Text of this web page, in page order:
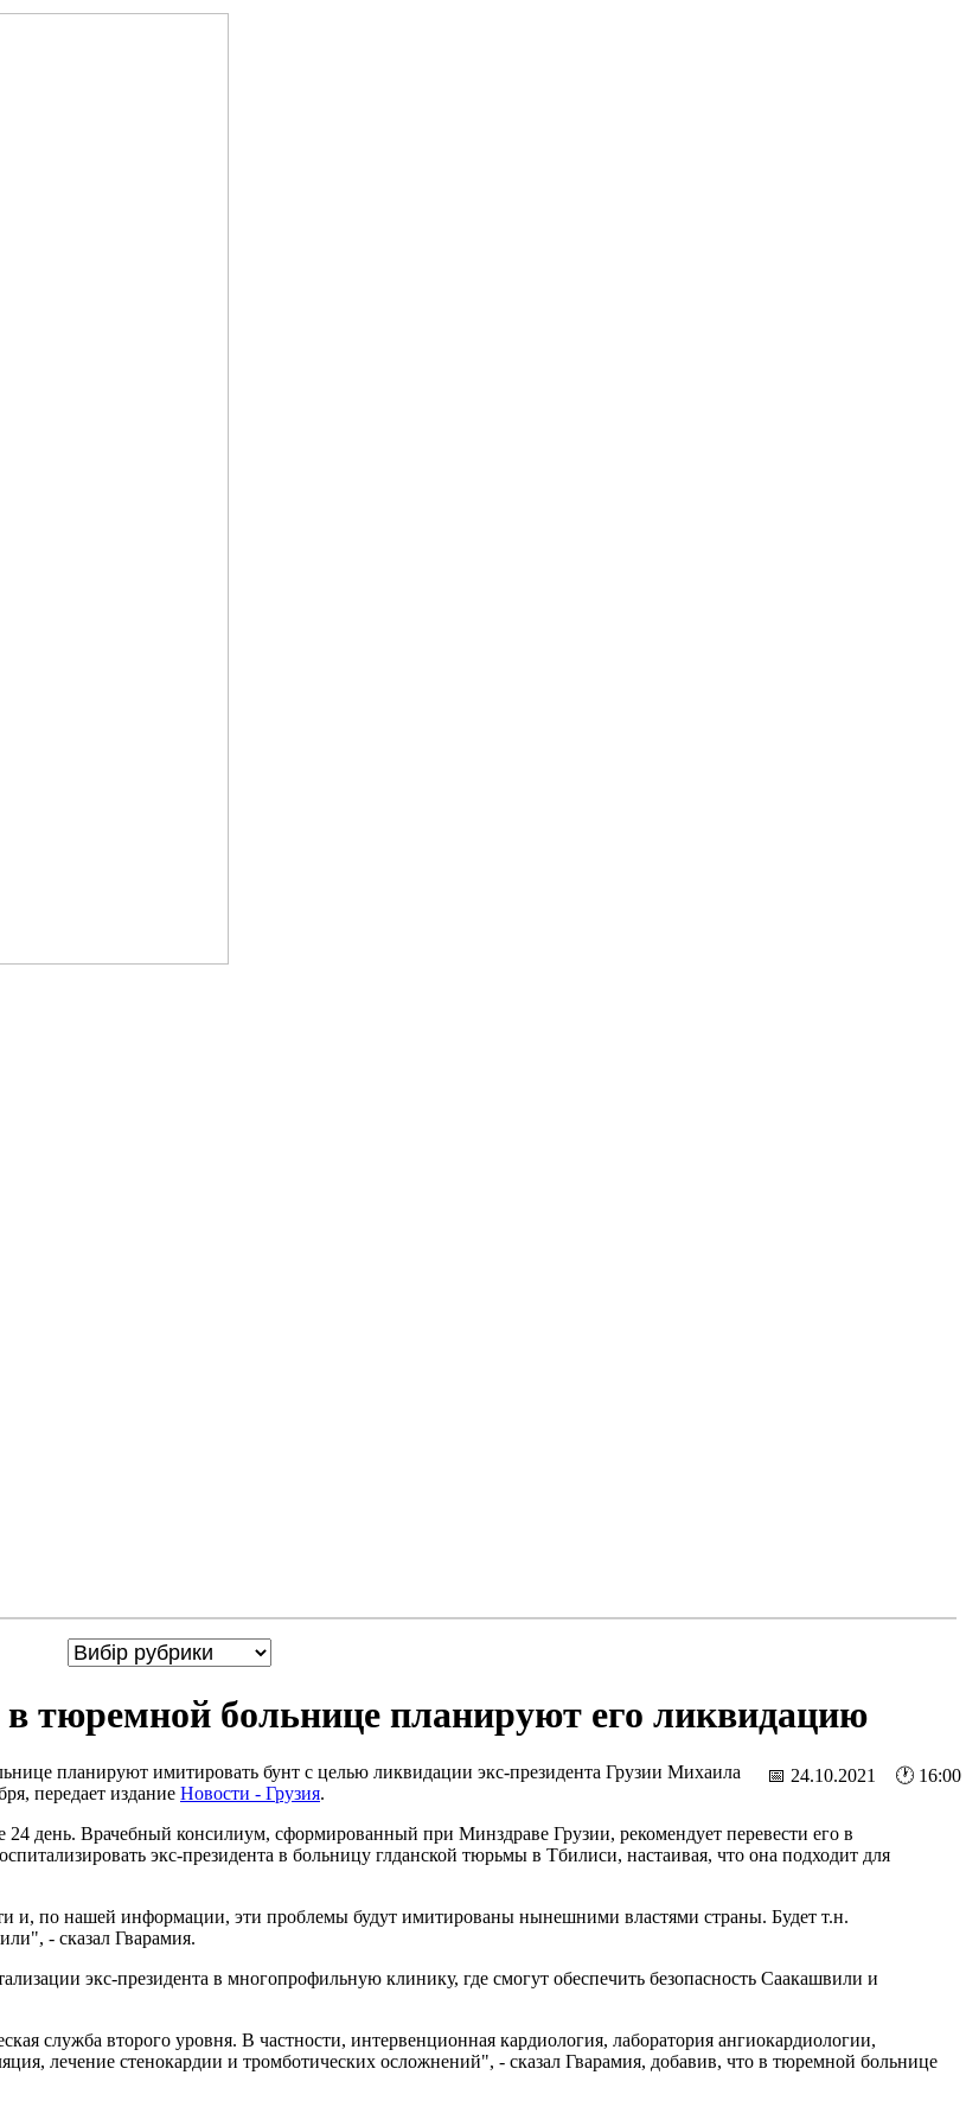
тюремной больнице планируют его ликвидацию
📅 24.10.2021 🕐 16:00
планируют имитировать бунт с целью ликвидации экс-президента Грузии Михаила
передает издание Новости - Грузия.
день. Врачебный консилиум, сформированный при Минздраве Грузии, рекомендует перевести его в
экс-президента в больницу глданской тюрьмы в Тбилиси, настаивая, что она подходит для
и, по нашей информации, эти проблемы будут имитированы нынешними властями страны. Будет т.н.
- сказал Гварамия.
экс-президента в многопрофильную клинику, где смогут обеспечить безопасность Саакашвили и
служба второго уровня. В частности, интервенционная кардиология, лаборатория ангиокардиологии,
лечение стенокардии и тромботических осложнений", - сказал Гварамия, добавив, что в тюремной больнице